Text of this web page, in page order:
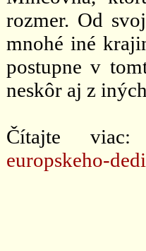
rozmer. Od
mnohé iné
postupne v
neskôr aj z
Čítajte
europskeho-